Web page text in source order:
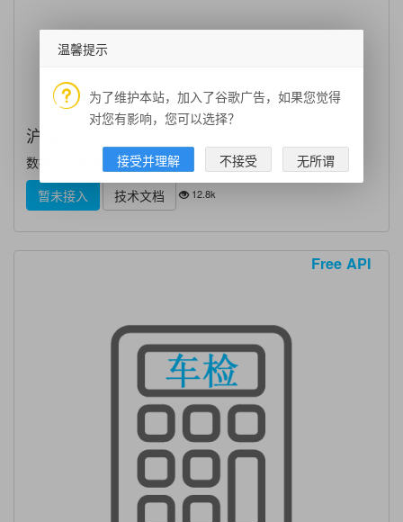
沪深股市
数据仅供参考，不作投资使...
暂未接入
技术文档 12.8k
Free API
温馨提示
为了维护本站，加入了谷歌广告，如果您觉得
对您有影响，您可以选择？
接受并理解 不接受 无所谓